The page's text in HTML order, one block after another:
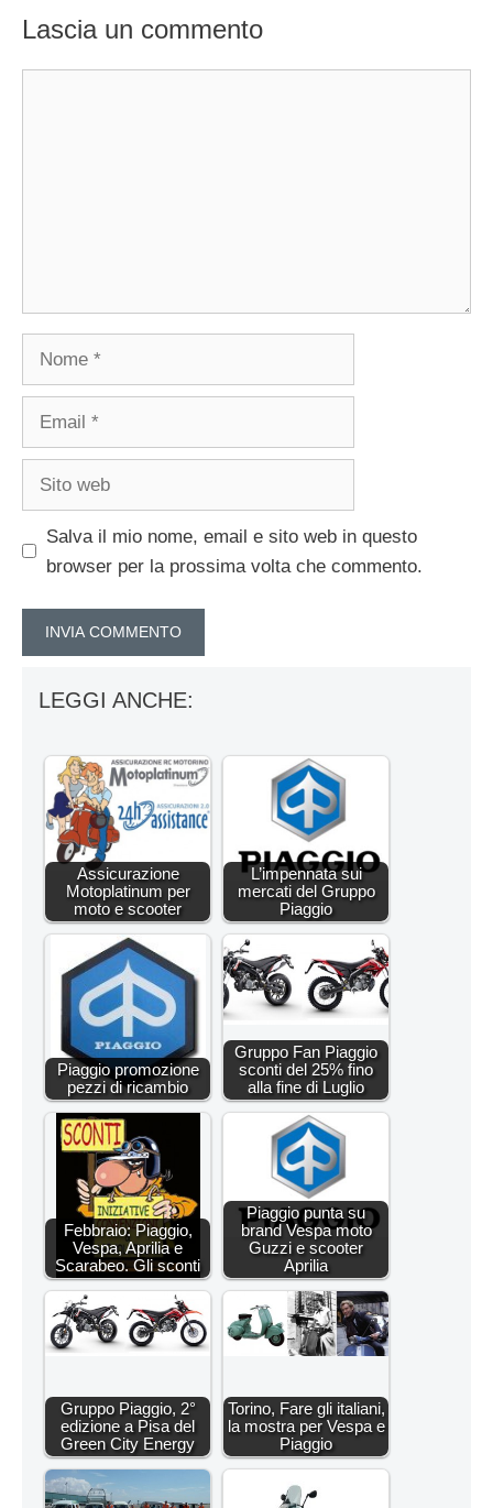
Lascia un commento
Salva il mio nome, email e sito web in questo
browser per la prossima volta che commento.
LEGGI ANCHE:
Assicurazione
Motoplatinum per
moto e scooter
L’impennata sui
mercati del Gruppo
Piaggio
Piaggio promozione
pezzi di ricambio
Gruppo Fan Piaggio
sconti del 25% fino
alla fine di Luglio
Febbraio: Piaggio,
Vespa, Aprilia e
Scarabeo. Gli sconti
Piaggio punta su
brand Vespa moto
Guzzi e scooter
Aprilia
Gruppo Piaggio, 2°
edizione a Pisa del
Green City Energy
Torino, Fare gli italiani,
la mostra per Vespa e
Piaggio